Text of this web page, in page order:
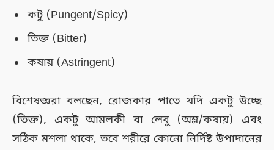
কটু (Pungent/Spicy)
তিক্ত (Bitter)
কষায় (Astringent)
বিশেষজ্ঞরা বলছেন, রোজকার পাতে যদি একটু উচ্ছে
(তিক্ত), একটু আমলকী বা লেবু (অম্ল/কষায়) এবং
সঠিক মশলা থাকে, তবে শরীরে কোনো নির্দিষ্ট উপাদানের